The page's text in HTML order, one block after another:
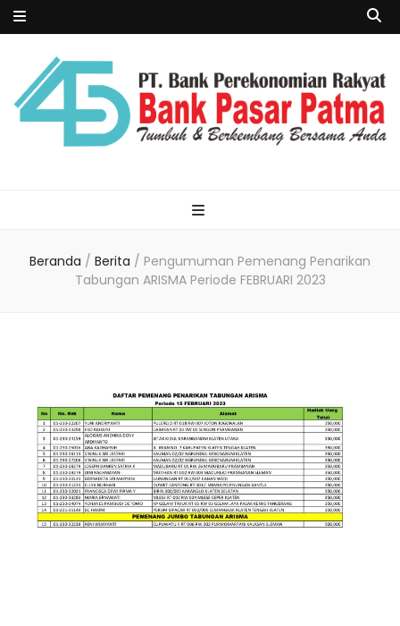
Beranda / Berita / Pengumuman Pemenang Penarikan
Tabungan ARISMA Periode FEBRUARI 2023